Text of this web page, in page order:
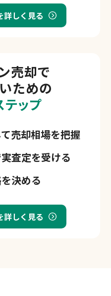
詳しく見る
売却で
ための
ップ
売却相場を把握
査定を受ける
決める
詳しく見る